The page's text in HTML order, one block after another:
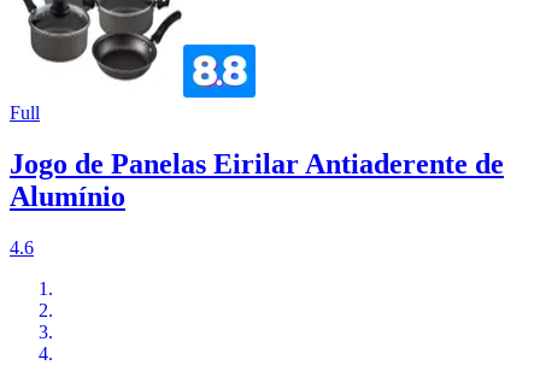
Full
Jogo de Panelas Eirilar Antiaderente de
Alumínio
4.6